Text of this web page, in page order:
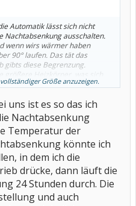
Automatik lässt sich nicht
Nachtabsenkung ausschalten.
wenn wirs wärmer haben
90° laufen. Das tät das
gibts diese Begrenzung.
größere Heizkörper, was sich
nicht rentiert, denn
wir herkömmliche Heizkörper
jederzeit aufgedreht werden,
ist.
Größe anzuzeigen.
uns ist es so das ich
Nachtabsenkung
Temperatur der
könnte ich
in dem ich die
drücke, dann läuft die
24 Stunden durch. Die
und auch